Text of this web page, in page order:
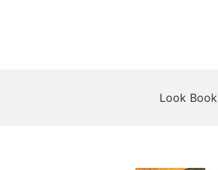
Look Book